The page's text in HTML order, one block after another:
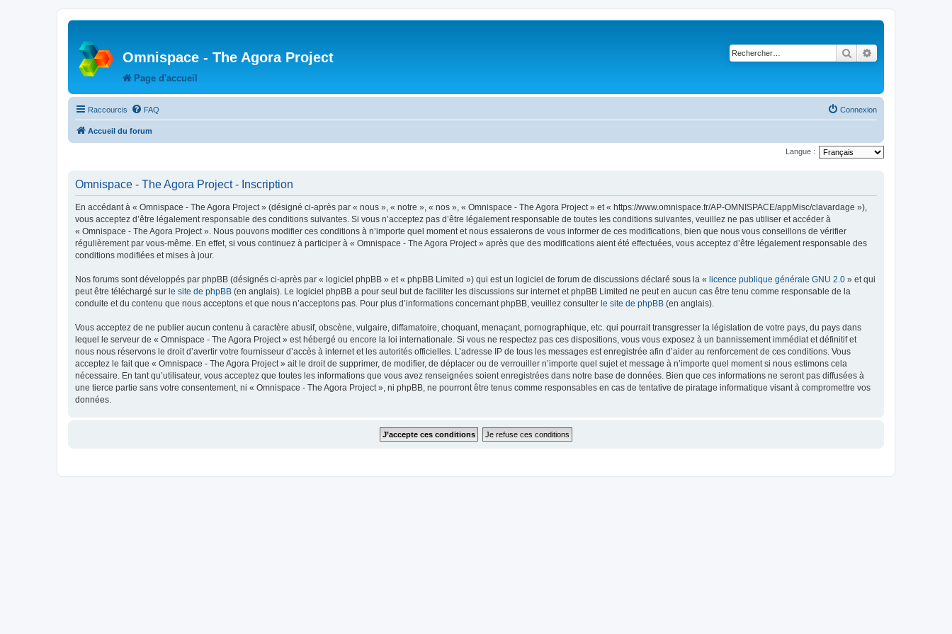
Omnispace - The Agora Project
Page d'accueil
Rechercher
Raccourcis FAQ Connexion
Accueil du forum
Langue :
Omnispace - The Agora Project - Inscription
En accédant à « Omnispace - The Agora Project » (désigné ci-après par « nous », « notre », « nos », « Omnispace - The Agora Project » et « https://www.omnispace.fr/AP-OMNISPACE/appMisc/clavardage »),
vous acceptez d’être légalement responsable des conditions suivantes. Si vous n’acceptez pas d’être légalement responsable de toutes les conditions suivantes, veuillez ne pas utiliser et accéder à
« Omnispace - The Agora Project ». Nous pouvons modifier ces conditions à n’importe quel moment et nous essaierons de vous informer de ces modifications, bien que nous vous conseillons de vérifier
régulièrement par vous-même. En effet, si vous continuez à participer à « Omnispace - The Agora Project » après que des modifications aient été effectuées, vous acceptez d’être légalement responsable des
conditions modifiées et mises à jour.
Nos forums sont développés par phpBB (désignés ci-après par « logiciel phpBB » et « phpBB Limited ») qui est un logiciel de forum de discussions déclaré sous la « licence publique générale GNU 2.0 » et qui
peut être téléchargé sur le site de phpBB (en anglais). Le logiciel phpBB a pour seul but de faciliter les discussions sur internet et phpBB Limited ne peut en aucun cas être tenu comme responsable de la
conduite et du contenu que nous acceptons et que nous n’acceptons pas. Pour plus d’informations concernant phpBB, veuillez consulter le site de phpBB (en anglais).
Vous acceptez de ne publier aucun contenu à caractère abusif, obscène, vulgaire, diffamatoire, choquant, menaçant, pornographique, etc. qui pourrait transgresser la législation de votre pays, du pays dans
lequel le serveur de « Omnispace - The Agora Project » est hébergé ou encore la loi internationale. Si vous ne respectez pas ces dispositions, vous vous exposez à un bannissement immédiat et définitif et
nous nous réservons le droit d’avertir votre fournisseur d’accès à internet et les autorités officielles. L’adresse IP de tous les messages est enregistrée afin d’aider au renforcement de ces conditions. Vous
acceptez le fait que « Omnispace - The Agora Project » ait le droit de supprimer, de modifier, de déplacer ou de verrouiller n’importe quel sujet et message à n’importe quel moment si nous estimons cela
nécessaire. En tant qu’utilisateur, vous acceptez que toutes les informations que vous avez renseignées soient enregistrées dans notre base de données. Bien que ces informations ne seront pas diffusées à
une tierce partie sans votre consentement, ni « Omnispace - The Agora Project », ni phpBB, ne pourront être tenus comme responsables en cas de tentative de piratage informatique visant à compromettre vos
données.